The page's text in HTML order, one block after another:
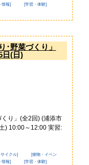
情報]
[学習・体験]
･野菜づくり」
日(日)
り」(全2回) (浦添市
) 10:00～12:00 実習:
サイクル]
[催物・イベン
情報]
[学習・体験]